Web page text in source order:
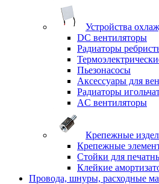
Устройства
DC вентиляторы
Радиаторы
Пьезонасосы
Аксессуары для
Радиаторы
AC вентиляторы
Крепежные
Крепежные
Стойки для
Клейкие
Провода, шнуры, расходные